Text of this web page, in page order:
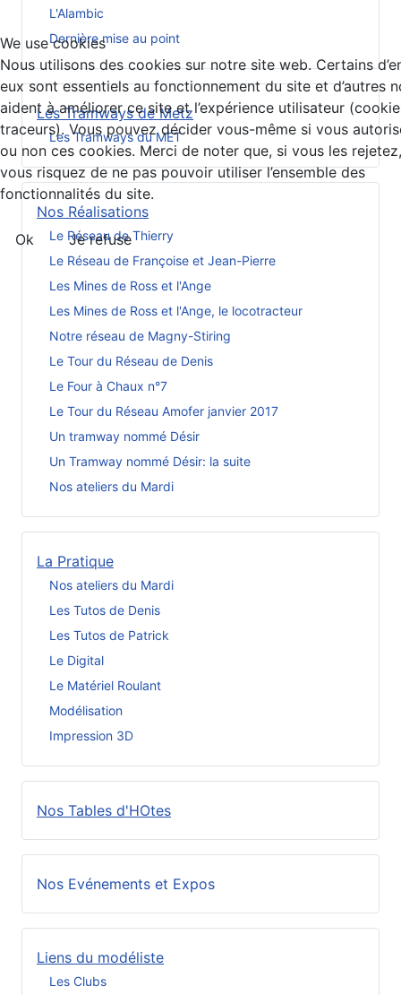
L'Alambic
Dernière mise au point
Les Tramways de Metz
Les Tramways du MET
Nos Réalisations
Le Réseau de Thierry
Le Réseau de Françoise et Jean-Pierre
Les Mines de Ross et l'Ange
Les Mines de Ross et l'Ange, le locotracteur
Notre réseau de Magny-Stiring
Le Tour du Réseau de Denis
Le Four à Chaux n°7
Le Tour du Réseau Amofer janvier 2017
Un tramway nommé Désir
Un Tramway nommé Désir: la suite
Nos ateliers du Mardi
La Pratique
Nos ateliers du Mardi
Les Tutos de Denis
Les Tutos de Patrick
Le Digital
Le Matériel Roulant
Modélisation
Impression 3D
Nos Tables d'HOtes
Nos Evénements et Expos
Liens du modéliste
Les Clubs
We use cookies
Nous utilisons des cookies sur notre site web. Certains
eux sont essentiels au fonctionnement du site et d’autres
aident à améliorer ce site et l’expérience utilisateur
traceurs). Vous pouvez décider vous-même si vous
ou non ces cookies. Merci de noter que, si vous les rejetez,
vous risquez de ne pas pouvoir utiliser l’ensemble des
fonctionnalités du site.
Ok Je refuse